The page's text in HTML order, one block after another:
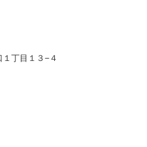
丁目１３−４